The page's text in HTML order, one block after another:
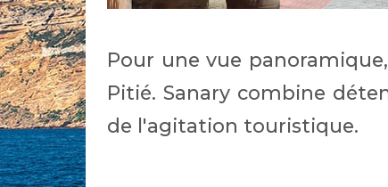
Pour une vue
Pitié. Sanary combine
de l'agitation touristique.